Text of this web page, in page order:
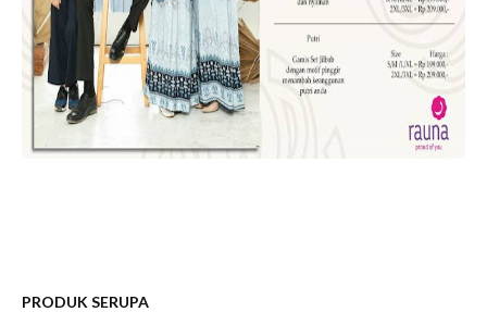
PRODUK SERUPA